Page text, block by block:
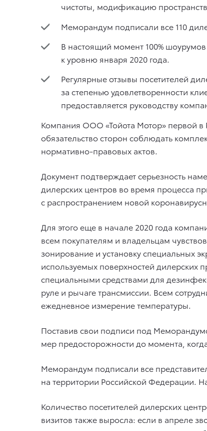
чистоты, модификацию
Меморандум подписали все 110
В настоящий момент 100%
к уровню января 2020 года.
Регулярные отзывы посетителей
за степенью удовлетворенности
предоставляется руководству
Компания ООО «Тойота Мотор» первой в
обязательство сторон соблюдать
нормативно-правовых актов.
Документ подтверждает серьезность
дилерских центров во время процесса
с распространением новой
Для этого еще в начале 2020 года
всем покупателям и владельцам
зонирование и установку специальных
используемых поверхностей дилерских
специальными средствами для
руле и рычаге трансмиссии. Всем
ежедневное измерение температуры.
Поставив свои подписи под
мер предосторожности до момента,
Меморандум подписали все
на территории Российской Федерации.
Количество посетителей дилерских
визитов также выросла: если в апреле